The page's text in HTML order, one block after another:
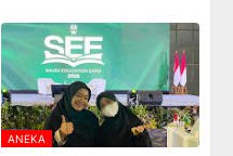
ANEKA